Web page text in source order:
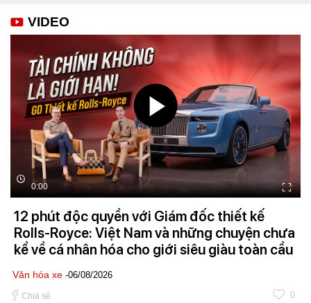
VIDEO
0:00
12 phút độc quyền với Giám đốc thiết kế
Rolls-Royce: Việt Nam và những chuyện chưa
kể về cá nhân hóa cho giới siêu giàu toàn cầu
Văn hóa xe -06/08/2026
Chia sẻ 0